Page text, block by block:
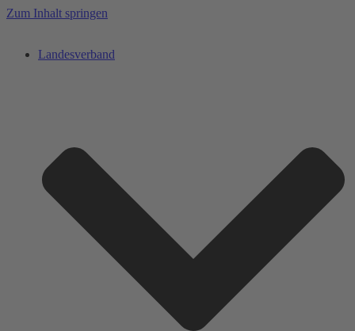
Zum Inhalt springen
Landesverband